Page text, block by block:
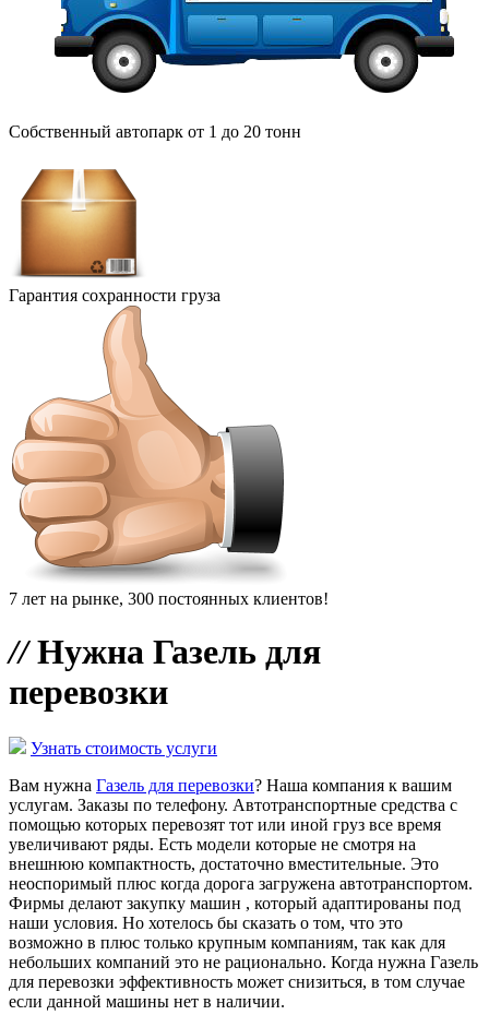
Собственный автопарк от 1 до 20 тонн
Гарантия сохранности груза
7 лет на рынке, 300 постоянных клиентов!
//Нужна Газель для
перевозки
Узнать стоимость услуги
Вам нужна Газель для перевозки? Наша компания к вашим
услугам. Заказы по телефону. Автотранспортные средства с
помощью которых перевозят тот или иной груз все время
увеличивают ряды. Есть модели которые не смотря на
внешнюю компактность, достаточно вместительные. Это
неоспоримый плюс когда дорога загружена автотранспортом.
Фирмы делают закупку машин , который адаптированы под
наши условия. Но хотелось бы сказать о том, что это
возможно в плюс только крупным компаниям, так как для
небольших компаний это не рационально. Когда нужна Газель
для перевозки эффективность может снизиться, в том случае
если данной машины нет в наличии.